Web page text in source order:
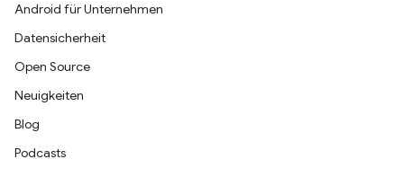
Android für Unternehmen
Datensicherheit
Open Source
Neuigkeiten
Blog
Podcasts